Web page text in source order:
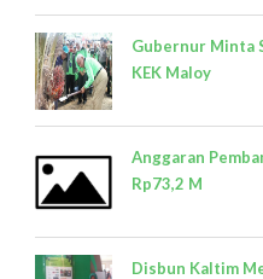
Gubernur Minta
KEK Maloy
Anggaran
Rp73,2 M
Disbun Kaltim